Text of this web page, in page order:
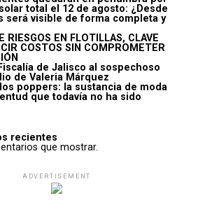
total el 12 de agosto: ¿Desde
será visible de forma completa y
RIESGOS EN FLOTILLAS, CLAVE
COSTOS SIN COMPROMETER
de Jalisco al sospechoso
de Valeria Márquez
poppers: la sustancia de moda
que todavía no ha sido
recientes
que mostrar.
ADVERTISEMENT